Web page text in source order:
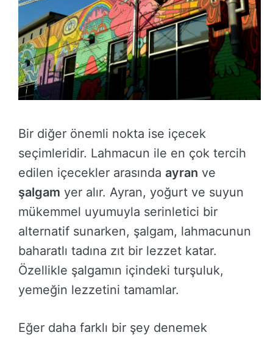
Bir diğer önemli nokta ise içecek
seçimleridir. Lahmacun ile en çok tercih
edilen içecekler arasında ayran ve
şalgam yer alır. Ayran, yoğurt ve suyun
mükemmel uyumuyla serinletici bir
alternatif sunarken, şalgam, lahmacunun
baharatlı tadına zıt bir lezzet katar.
Özellikle şalgamın içindeki turşuluk,
yemeğin lezzetini tamamlar.
Eğer daha farklı bir şey denemek